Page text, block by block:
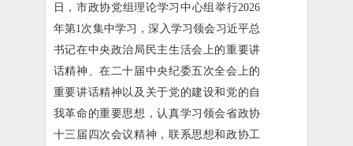
日，市政协党组理论学习中心组举行2026
年第1次集中学习，深入学习领会习近平总
书记在中央政治局民主生活会上的重要讲
话精神、在二十届中央纪委五次全会上的
重要讲话精神以及关于党的建设和党的自
我革命的重要思想，认真学习领会省政协
十三届四次会议精神，联系思想和政协工